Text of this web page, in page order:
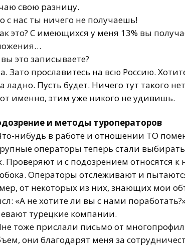
свою разницу.
с нас ты ничего не получаешь!
это? С имеющихся у меня 13% вы
это записываете?
. Зато прославитесь на всю Россию.
ладно. Пусть будет. Ничего тут такого
именно, этим уже никого не удивишь.
и методы туроператоров
нибудь в работе и отношении ТО
операторы теперь стали
Проверяют и с подозрением относятся
Операторы отслеживают и
от некоторых из них, знающих мои
«А не хотите ли вы с нами
турецкие компании.
тоже прислали письмо от
они благодарят меня за